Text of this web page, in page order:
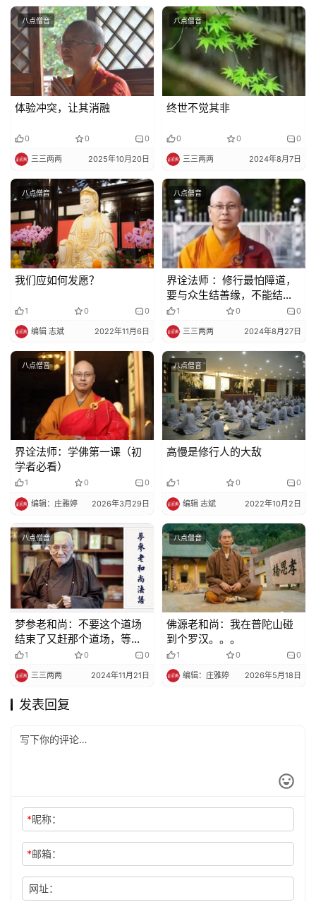
院
巡
礼
视
频
纪
录
佛
教
艺
术
政
法
规
八点僧音
体验冲突，让其消融
0 0 0
三三两两 2025年10月20日
八点僧音
终世不觉其非
0 0 0
三三两两 2024年8月7日
八点僧音
我们应如何发愿？
1 0 0
编辑 志斌 2022年11月6日
八点僧音
界诠法师 ：修行最怕障道，
要与众生结善缘，不能结恶
缘1 0 0
三三两两 2024年8月27日
八点僧音
界诠法师：学佛第一课（初
学者必看）
1 0 0
编辑：庄雅婷 2026年3月29日
八点僧音
高慢是修行人的大敌
1 0 0
编辑 志斌 2022年10月2日
八点僧音
梦参老和尚：不要这个道场
结束了又赶那个道场，等你
修行有功夫了,才可以东奔西
跑
1 0 0
三三两两 2024年11月21日
八点僧音
佛源老和尚：我在普陀山碰
到个罗汉。。。
1 0 0
编辑：庄雅婷 2026年5月18日
发表回复
*昵称：
*邮箱：
网址：